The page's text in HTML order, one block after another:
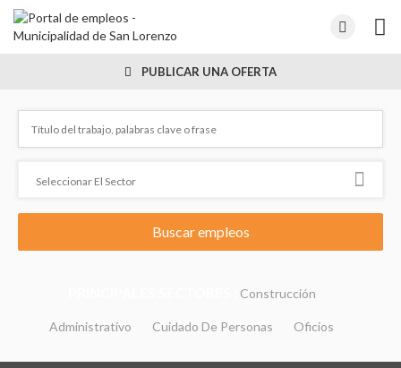
PUBLICAR UNA OFERTA
Construcción
Administrativo Cuidado De Personas Oficios